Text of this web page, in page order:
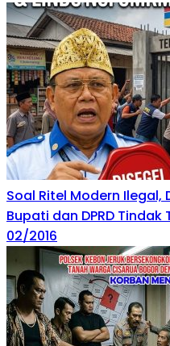
Soal Ritel Modern Ilegal,
Bupati dan DPRD
02/2016